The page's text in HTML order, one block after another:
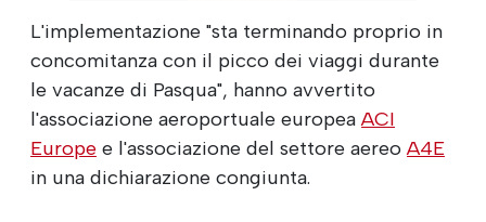
L'implementazione "sta terminando proprio in
concomitanza con il picco dei viaggi durante
le vacanze di Pasqua", hanno avvertito
l'associazione aeroportuale europeaACI
Europe e l'associazione del settore aereoA4E
in una dichiarazione congiunta.